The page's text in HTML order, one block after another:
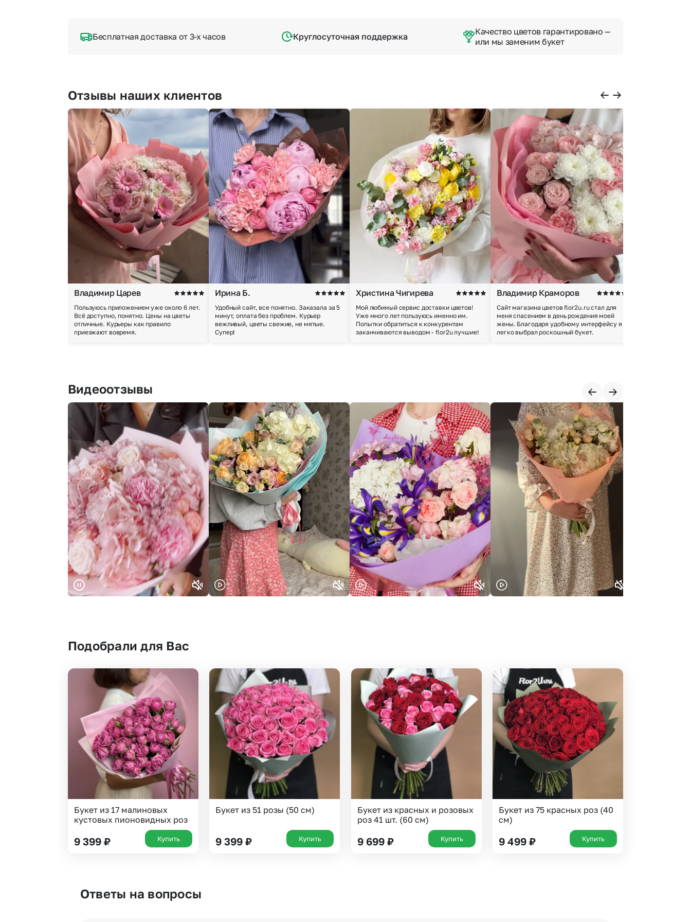
Москва и МО
Санкт-Петербург
Нижний Новгород
Самара
Казань
Уфа
Челябинск
Екатеринбург
Новосибирск
Волгоград
Воронеж
Бесплатная доставка от 3-х часов
Качество цветов гарантировано —
или мы заменим букет
Круглосуточная поддержка
Отзывы наших клиентов
Владимир Царев
Пользуюсь приложением уже около 6 лет.
Всё доступно, понятно. Цены на цветы
отличные. Курьеры как правило
приезжают вовремя.
Ирина Б.
Удобный сайт, все понятно. Заказала за 5
минут, оплата без проблем. Курьер
вежливый, цветы свежие, не мятые.
Супер!
Христина Чигирева
Мой любимый сервис доставки цветов!
Уже много лет пользуюсь именно им.
Попытки обратиться к конкурентам
заканчиваются выводом - flor2u лучшие!
Владимир Краморов
Сайт магазина цветов flor2u.ru стал для
меня спасением в день рождения моей
жены. Благодаря удобному интерфейсу я
легко выбрал роскошный букет.
Видеоотзывы
Подобрали для Вас
Букет из 17 малиновых
кустовых пионовидных роз
9 399 ₽ Купить
Букет из 51 розы (50 см)
9 399₽ Купить
Букет из красных и розовых
роз 41 шт. (60 см)
9 699 ₽ Купить
Букет из 75 красных роз (40
см)
9 499 ₽ Купить
Ответы на вопросы